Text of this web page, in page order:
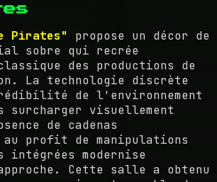
Pirates"
propose un décor de
sobre qui recrée
des productions de
La technologie discrète
de l'environnement
visuellement
de cadenas
profit de manipulations
intégrées modernise
Cette salle a obtenu